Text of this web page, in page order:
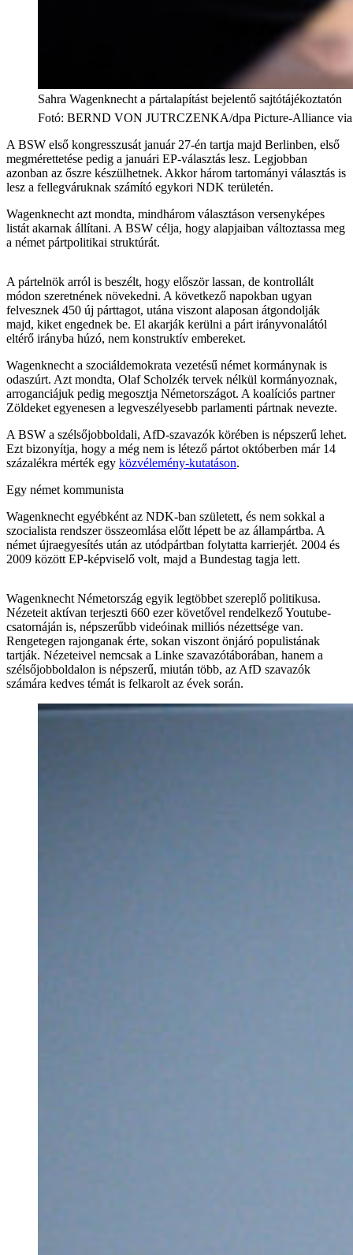
Sahra Wagenknecht a pártalapítást bejelentő sajtótájékoztatón
Fotó: BERND VON JUTRCZENKA/dpa Picture-Alliance
A BSW első kongresszusát január 27-én tartja majd Berlinben, első
megmérettetése pedig a januári EP-választás lesz. Legjobban
azonban az őszre készülhetnek. Akkor három tartományi választás is
lesz a fellegváruknak számító egykori NDK területén.
Wagenknecht azt mondta, mindhárom választáson versenyképes
listát akarnak állítani. A BSW célja, hogy alapjaiban változtassa meg
a német pártpolitikai struktúrát.
A pártelnök arról is beszélt, hogy először lassan, de kontrollált
módon szeretnének növekedni. A következő napokban ugyan
felvesznek 450 új párttagot, utána viszont alaposan átgondolják
majd, kiket engednek be. El akarják kerülni a párt irányvonalától
eltérő irányba húzó, nem konstruktív embereket.
Wagenknecht a szociáldemokrata vezetésű német kormánynak is
odaszúrt. Azt mondta, Olaf Scholzék tervek nélkül kormányoznak,
arroganciájuk pedig megosztja Németországot. A koalíciós partner
Zöldeket egyenesen a legveszélyesebb parlamenti pártnak nevezte.
A BSW a szélsőjobboldali, AfD-szavazók körében is népszerű lehet.
Ezt bizonyítja, hogy a még nem is létező pártot októberben már 14
százalékra mérték egy közvélemény-kutatáson.
Egy német kommunista
Wagenknecht egyébként az NDK-ban született, és nem sokkal a
szocialista rendszer összeomlása előtt lépett be az állampártba. A
német újraegyesítés után az utódpártban folytatta karrierjét. 2004 és
2009 között EP-képviselő volt, majd a Bundestag tagja lett.
Wagenknecht Németország egyik legtöbbet szereplő politikusa.
Nézeteit aktívan terjeszti 660 ezer követővel rendelkező Youtube-
csatornáján is, népszerűbb videóinak milliós nézettsége van.
Rengetegen rajonganak érte, sokan viszont önjáró populistának
tartják. Nézeteivel nemcsak a Linke szavazótáborában, hanem a
szélsőjobboldalon is népszerű, miután több, az AfD szavazók
számára kedves témát is felkarolt az évek során.